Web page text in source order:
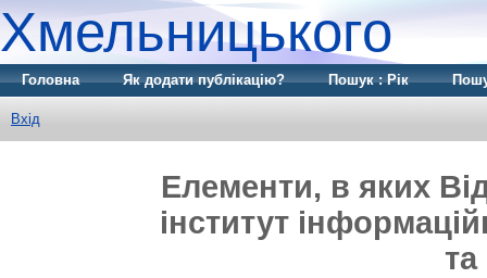
Хмельницького
Головна Як додати публікацію? Пошук : Рік
Вхід
Елементи, в яких
інститут
та